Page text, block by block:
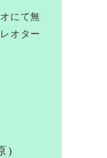
にて無
オター
)